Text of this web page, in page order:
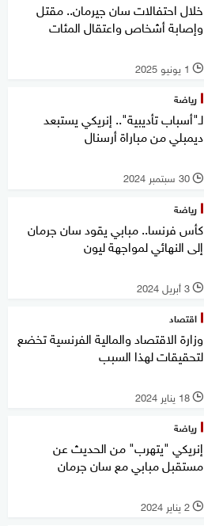
خلال احتفالات سان جيرمان.. مقتل
وإصابة أشخاص واعتقال المئات
l 1 يونيو 2025
رياضة
لـ"أسباب تأديبية".. إنريكي يستبعد
ديمبلي من مباراة أرسنال
l 30 سبتمبر 2024
رياضة
كأس فرنسا.. مبابي يقود سان جرمان
إلى النهائي لمواجهة ليون
l 3 أبريل 2024
اقتصاد
وزارة الاقتصاد والمالية الفرنسية تخضع
لتحقيقات لهذا السبب
l 18 يناير 2024
رياضة
إنريكي "يتهرب" من الحديث عن
مستقبل مبابي مع سان جرمان
l 2 يناير 2024